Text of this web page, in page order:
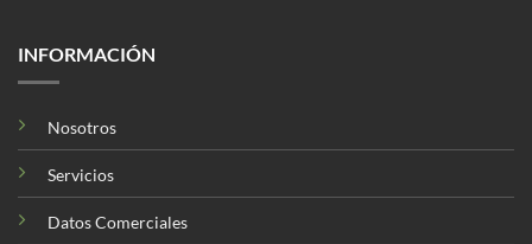
INFORMACIÓN
Nosotros
Servicios
Datos Comerciales